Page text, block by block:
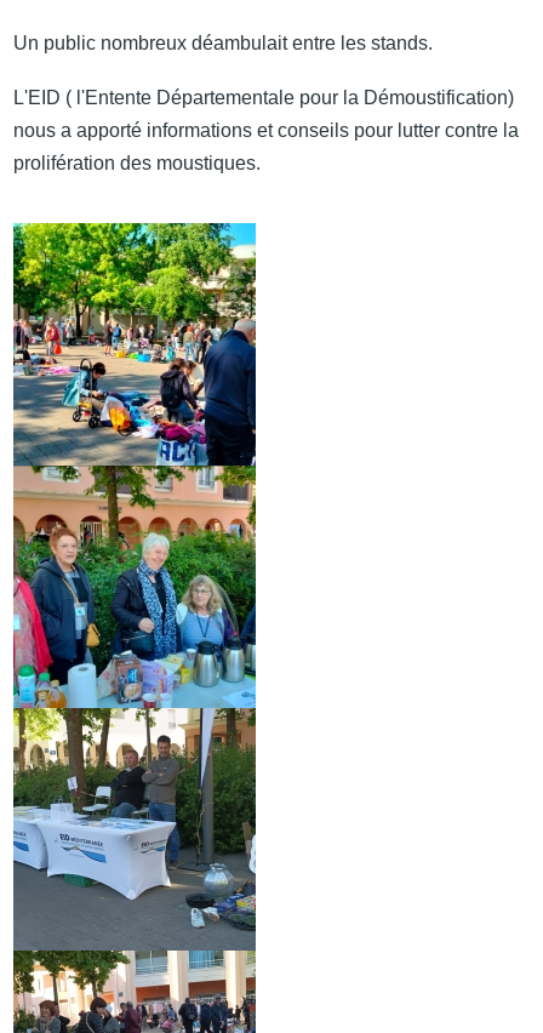
Un public nombreux déambulait entre les stands.
L'EID ( l'Entente Départementale pour la Démoustification)
nous a apporté informations et conseils pour lutter contre la
prolifération des moustiques.